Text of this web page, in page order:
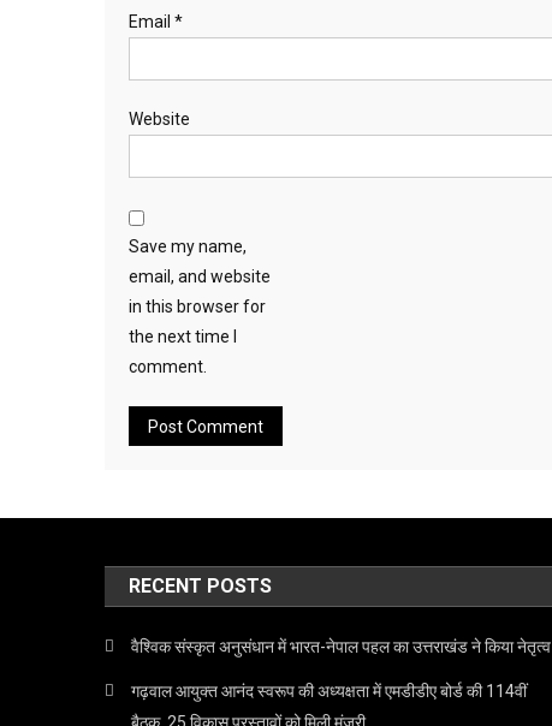
Email *
Website
Save my name,
email, and website
in this browser for
the next time I
comment.
RECENT POSTS
वैश्विक संस्कृत अनुसंधान में भारत-नेपाल पहल का उत्तराखंड ने किया नेतृत्व
गढ़वाल आयुक्त आनंद स्वरूप की अध्यक्षता में एमडीडीए बोर्ड की 114वीं